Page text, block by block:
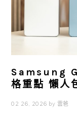
Samsung
格重點 懶人
02 26, 2026 by 雲爸